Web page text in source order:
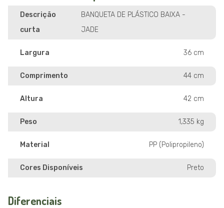
Descrição
curta
BANQUETA DE PLÁSTICO BAIXA -
JADE
Largura 36 cm
Comprimento 44 cm
Altura 42 cm
Peso 1,335 kg
Material PP (Polipropileno)
Cores Disponíveis Preto
Diferenciais